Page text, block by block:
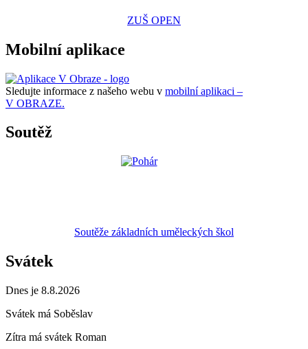
ZUŠ OPEN
Mobilní aplikace
Sledujte informace z našeho webu v mobilní aplikaci –
V OBRAZE.
Soutěž
Soutěže základních uměleckých škol
Svátek
Dnes je 8.8.2026
Svátek má Soběslav
Zítra má svátek Roman